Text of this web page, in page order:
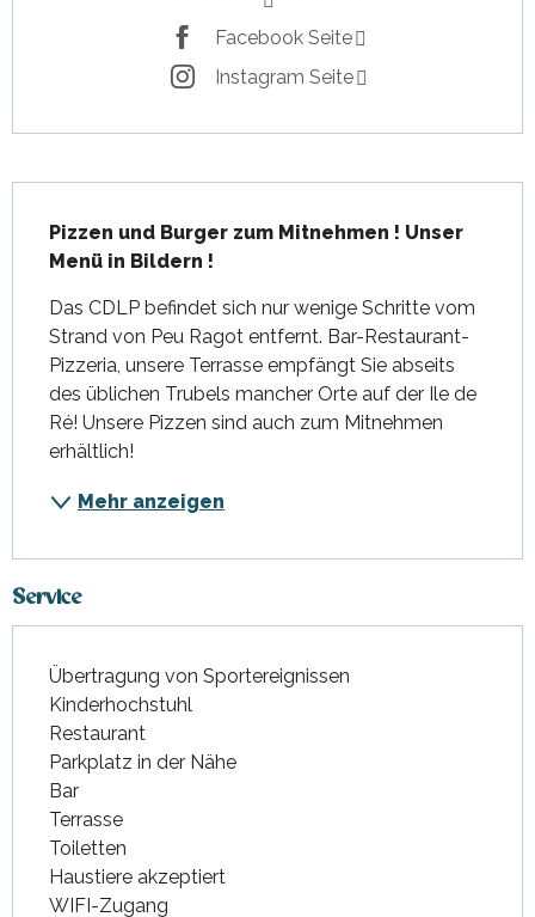
Facebook Seite
Instagram Seite
Pizzen und Burger zum Mitnehmen ! Unser
Menü in Bildern !
Das CDLP befindet sich nur wenige Schritte vom
Strand von Peu Ragot entfernt. Bar-Restaurant-
Pizzeria, unsere Terrasse empfängt Sie abseits
des üblichen Trubels mancher Orte auf der Ile de
Ré! Unsere Pizzen sind auch zum Mitnehmen
erhältlich!
Mehr anzeigen
Service
Übertragung von Sportereignissen
Kinderhochstuhl
Restaurant
Parkplatz in der Nähe
Bar
Terrasse
Toiletten
Haustiere akzeptiert
WIFI-Zugang